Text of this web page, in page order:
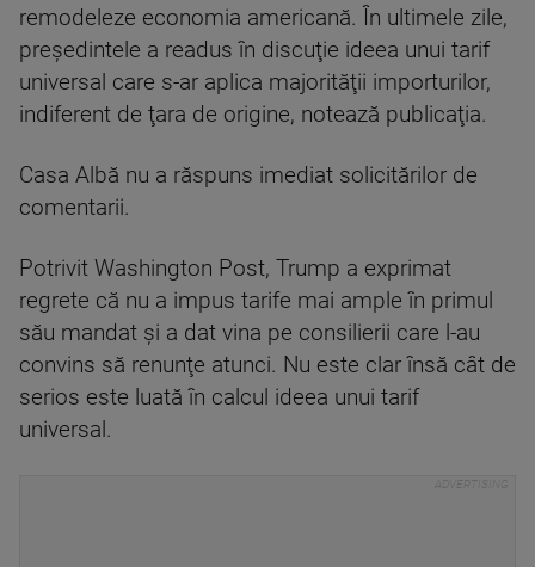
remodeleze economia americană. În ultimele zile,
preşedintele a readus în discuţie ideea unui tarif
universal care s-ar aplica majorităţii importurilor,
indiferent de ţara de origine, notează publicaţia.
Casa Albă nu a răspuns imediat solicitărilor de
comentarii.
Potrivit Washington Post, Trump a exprimat
regrete că nu a impus tarife mai ample în primul
său mandat şi a dat vina pe consilierii care l-au
convins să renunţe atunci. Nu este clar însă cât de
serios este luată în calcul ideea unui tarif
universal.